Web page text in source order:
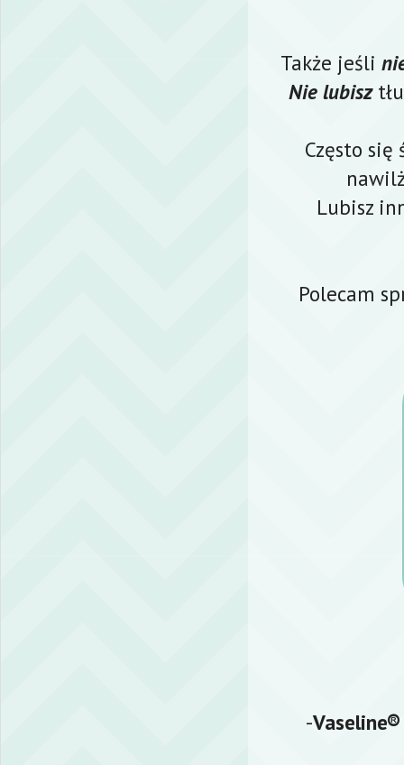
Także jeśli
Nie lubisz
Często się
Lubisz
Polecam
-